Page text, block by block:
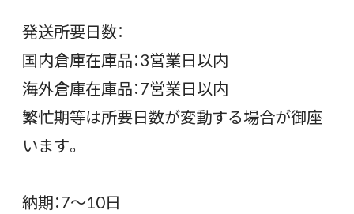
発送所要日数：
国内倉庫在庫品：3営業日以内
海外倉庫在庫品：7営業日以内
繁忙期等は所要日数が変動する場合が御座
います。
納期：7〜10日